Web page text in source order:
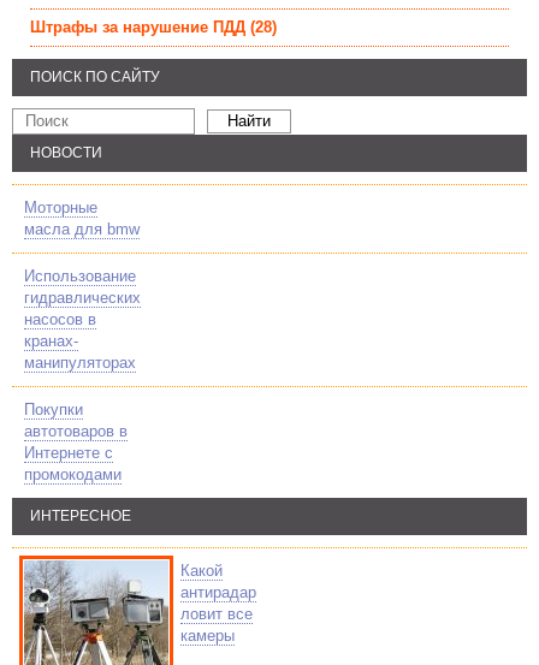
Штрафы за нарушение ПДД (28)
ПОИСК ПО САЙТУ
НОВОСТИ
Моторные
масла для bmw
Использование
гидравлических
насосов в
кранах-
манипуляторах
Покупки
автотоваров в
Интернете с
промокодами
ИНТЕРЕСНОЕ
Какой
антирадар
ловит все
камеры